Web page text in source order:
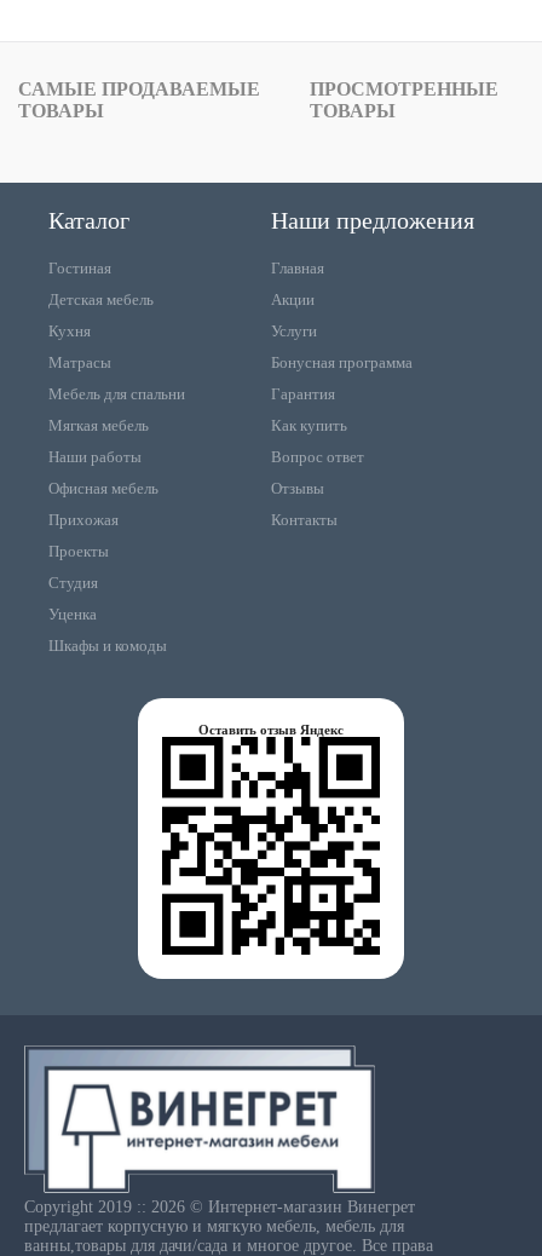
САМЫЕ ПРОДАВАЕМЫЕ
ТОВАРЫ
ПРОСМОТРЕННЫЕ
ТОВАРЫ
Каталог
Гостиная
Детская мебель
Кухня
Матрасы
Мебель для спальни
Мягкая мебель
Наши работы
Офисная мебель
Прихожая
Проекты
Студия
Уценка
Шкафы и комоды
Наши предложения
Главная
Акции
Услуги
Бонусная программа
Гарантия
Как купить
Вопрос ответ
Отзывы
Контакты
Оставить отзыв Яндекс
Copyright 2019 :: 2026 © Интернет-магазин Винегрет
предлагает корпусную и мягкую мебель, мебель для
ванны,товары для дачи/сада и многое другое. Все права